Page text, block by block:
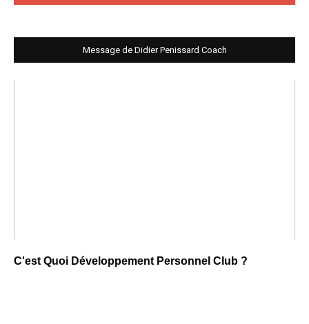
Message de Didier Penissard Coach
C'est Quoi Développement Personnel Club ?